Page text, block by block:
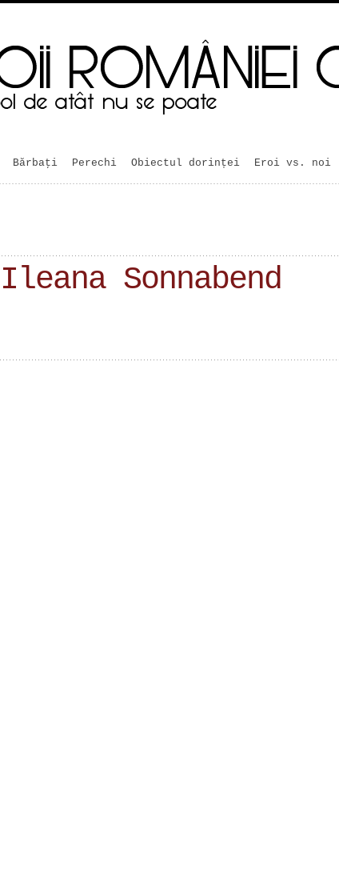
Bărbaţi Perechi Obiectul dorinței Eroi vs. noi
Ileana Sonnabend